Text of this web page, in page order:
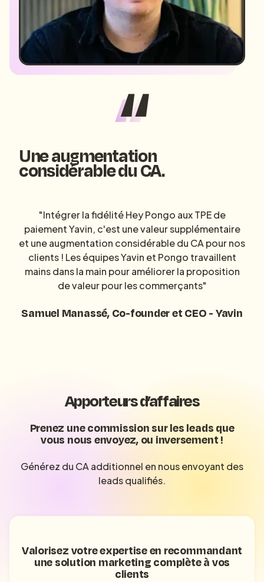
Une augmentation
considérable du CA.
"Intégrer la fidélité Hey Pongo aux TPE de
paiement Yavin, c'est une valeur supplémentaire
et une augmentation considérable du CA pour nos
clients ! Les équipes Yavin et Pongo travaillent
mains dans la main pour améliorer la proposition
de valeur pour les commerçants"
Samuel Manassé, Co-founder et CEO - Yavin
Apporteurs d’affaires
Prenez une commission sur les leads que
vous nous envoyez, ou inversement !
Générez du CA additionnel en nous envoyant des
leads qualifiés.
Valorisez votre expertise en recommandant
une solution marketing complète à vos
clients